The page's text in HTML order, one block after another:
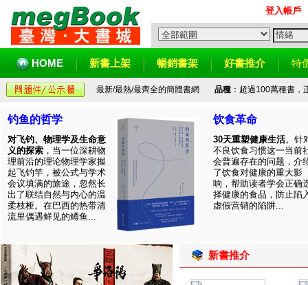
登入帳戶
HOME 新書上架 暢銷書架 好書推介 特
最新/最熱/最齊全的簡體書網 品種：超過100萬種書，
钓鱼的哲学
对飞钓、物理学及生命意
义的探索 ，当一位深耕物
理前沿的理论物理学家握
起飞钓竿，被公式与学术
会议填满的旅途，忽然长
出了联结自然与内心的温
柔枝桠。在巴西的热带清
流里偶遇鲜见的鳟鱼...
饮食革命
30天重塑健康生活。针
不良饮食习惯这一当前
会普遍存在的问题，介
了饮食对健康的重大影
响，帮助读者学会正确
择健康的食品，防止陷
虚假营销的陷阱...
新書推介